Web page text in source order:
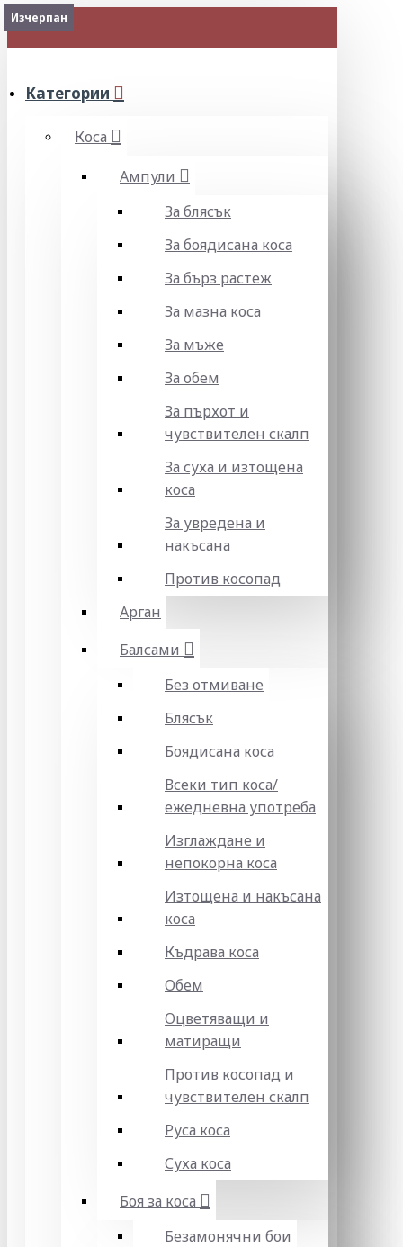
МЕНЮ
Категории
Коса
Ампули
За блясък
За боядисана коса
За бърз растеж
За мазна коса
За мъже
За обем
За пърхот и
чувствителен скалп
За суха и изтощена
коса
За увредена и
накъсана
Против косопад
Арган
Балсами
Без отмиване
Блясък
Боядисана коса
Всеки тип коса/
ежедневна употреба
Изглаждане и
непокорна коса
Изтощена и накъсана
коса
Къдрава коса
Обем
Оцветяващи и
матиращи
Против косопад и
чувствителен скалп
Руса коса
Суха коса
Боя за коса
Безамонячни бои
Изчерпан
Изчерпан